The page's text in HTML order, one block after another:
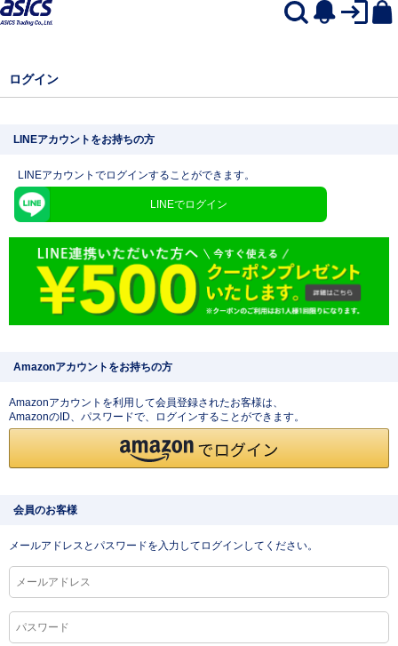
ログイン
LINEアカウントをお持ちの方
LINEアカウントでログインすることができます。
LINEでログイン
Amazonアカウントをお持ちの方
Amazonアカウントを利用して会員登録されたお客様は、
AmazonのID、パスワードで、ログインすることができます。
会員のお客様
メールアドレスとパスワードを入力してログインしてください。